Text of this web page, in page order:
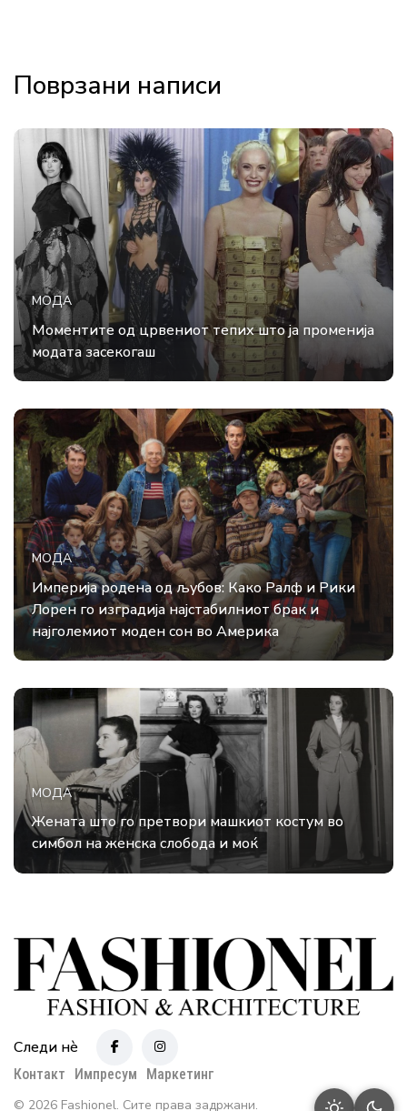
Поврзани написи
МОДА
Моментите од црвениот тепих што ја променија
модата засекогаш
МОДА
Империја родена од љубов: Како Ралф и Рики
Лорен го изградија најстабилниот брак и
најголемиот моден сон во Америка
МОДА
Жената што го претвори машкиот костум во
симбол на женска слобода и моќ
Следи нè
Контакт Импресум
Маркетинг
© 2026 Fashionel. Сите права задржани.